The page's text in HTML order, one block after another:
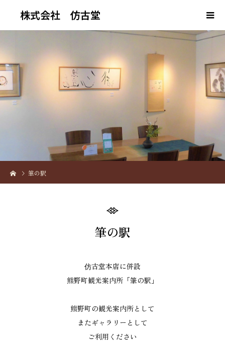
株式会社 仿古堂
筆の駅
筆の駅
仿古堂本店に併設
熊野町観光案内所「筆の駅」
熊野町の観光案内所として
またギャラリーとして
ご利用ください